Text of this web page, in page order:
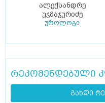
ალექსანდრე
უჯმაჯურიძე
უროლოგი
რეკომენდებული
გახდი